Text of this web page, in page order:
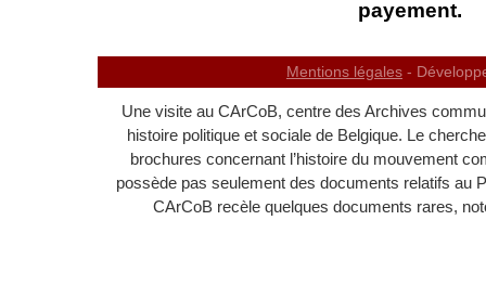
payement.
Mentions légales -
Une visite au CArCoB, centre des Archives
histoire politique et sociale de Belgique. Le
brochures concernant l’histoire du mouvement
possède pas seulement des documents relatifs au
CArCoB recèle quelques documents rares,